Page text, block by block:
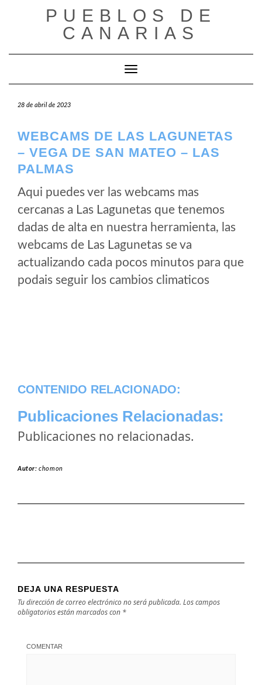
PUEBLOS DE
CANARIAS
Cambiar modo de navegación
28 de abril de 2023
WEBCAMS DE LAS LAGUNETAS
– VEGA DE SAN MATEO – LAS
PALMAS
Aqui puedes ver las webcams mas
cercanas a Las Lagunetas que tenemos
dadas de alta en nuestra herramienta, las
webcams de Las Lagunetas se va
actualizando cada pocos minutos para que
podais seguir los cambios climaticos
CONTENIDO RELACIONADO:
Publicaciones Relacionadas:
Publicaciones no relacionadas.
Autor:chomon
DEJA UNA RESPUESTA
Tu dirección de correo electrónico no será publicada. Los campos
obligatorios están marcados con *
COMENTAR